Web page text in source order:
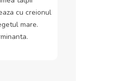
cu creionul
mare.